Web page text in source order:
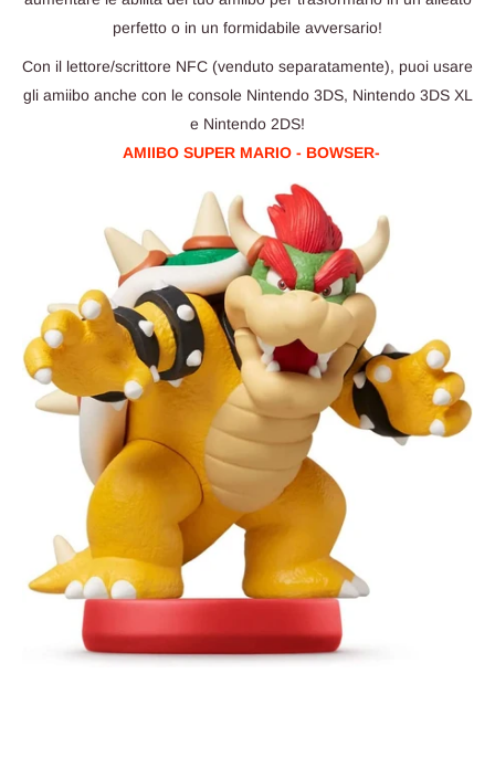
perfetto o in un formidabile avversario!
Con il lettore/scrittore NFC (venduto separatamente), puoi usare
gli amiibo anche con le console Nintendo 3DS, Nintendo 3DS XL
e Nintendo 2DS!
AMIIBO SUPER MARIO - BOWSER-